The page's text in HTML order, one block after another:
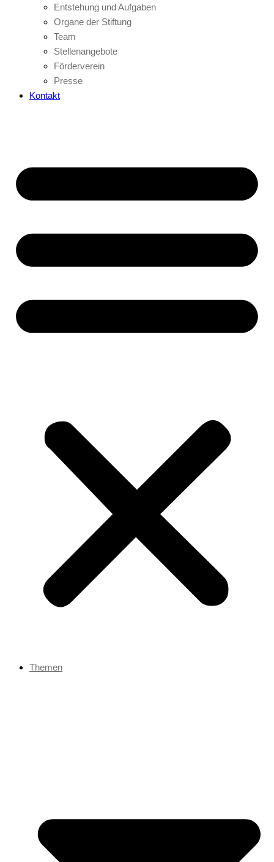
Entstehung und Aufgaben
Organe der Stiftung
Team
Stellenangebote
Förderverein
Presse
Kontakt
Themen